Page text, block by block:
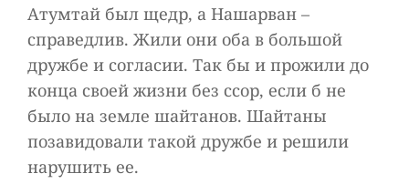
Атумтай был щедр, а Нашарван –
справедлив. Жили они оба в большой
дружбе и согласии. Так бы и прожили до
конца своей жизни без ссор, если б не
было на земле шайтанов. Шайтаны
позавидовали такой дружбе и решили
нарушить ее.